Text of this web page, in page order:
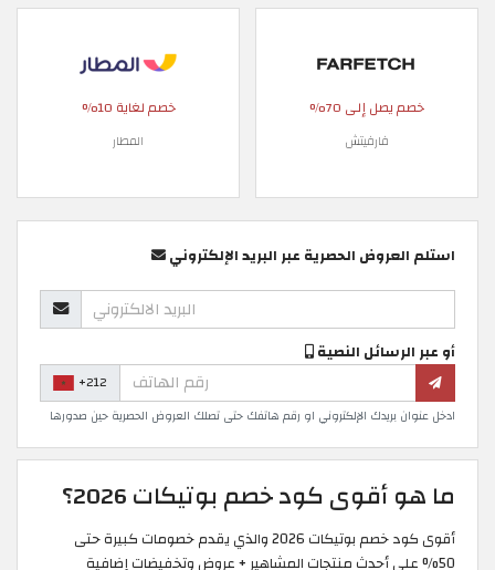
خصم يصل إلى 70%
فارفيتش
خصم لغاية 10%
المطار
استلم العروض الحصرية عبر البريد الإلكتروني
أو عبر الرسائل النصية
+212
ادخل عنوان بريدك الإلكتروني او رقم هاتفك حتى تصلك العروض الحصرية حين صدورها
ما هو أقوى كود خصم بوتيكات 2026؟
أقوى كود خصم بوتيكات 2026 والذي يقدم خصومات كبيرة حتى
50% على أحدث منتجات المشاهير + عروض وتخفيضات إضافية